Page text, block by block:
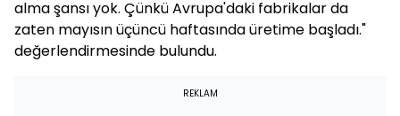
alma şansı yok. Çünkü Avrupa'daki fabrikalar da
zaten mayısın üçüncü haftasında üretime başladı."
değerlendirmesinde bulundu.
REKLAM